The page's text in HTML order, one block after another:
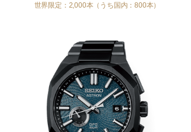
世界限定：2,000本（うち国内：800本）